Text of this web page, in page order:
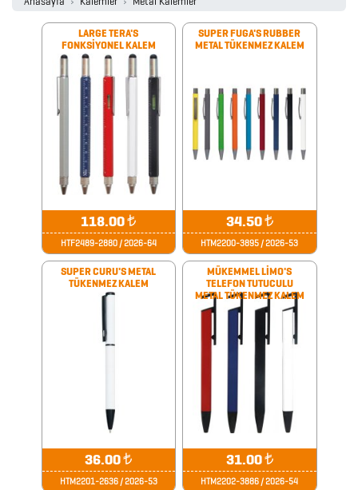
PROMOSYON
PROMOSYON
TAKVİM
AYNALAR
BARDAK
LARGE TERA'S
FONKSİYONEL KALEM
118.00₺
HTF2489-2880 / 2026-64
SUPER FUGA'S RUBBER
METAL TÜKENMEZ KALEM
34.50₺
HTM2200-3895 / 2026-53
SUPER CURU'S METAL
TÜKENMEZ KALEM
36.00₺
HTM2201-2636 / 2026-53
MÜKEMMEL LİMO'S
TELEFON TUTUCULU
METAL TÜKENMEZ KALEM
31.00₺
HTM2202-3886 / 2026-54